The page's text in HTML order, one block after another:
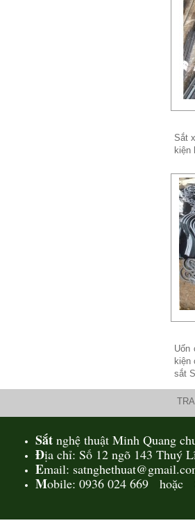
Sắt
kiện
Uốn
kiện
sắt
Sắt nghệ thuật Minh Quang
Địa chỉ: Số 12 ngõ 143 Thuý
Email:
Mobile: 0936 024 669 hoặc